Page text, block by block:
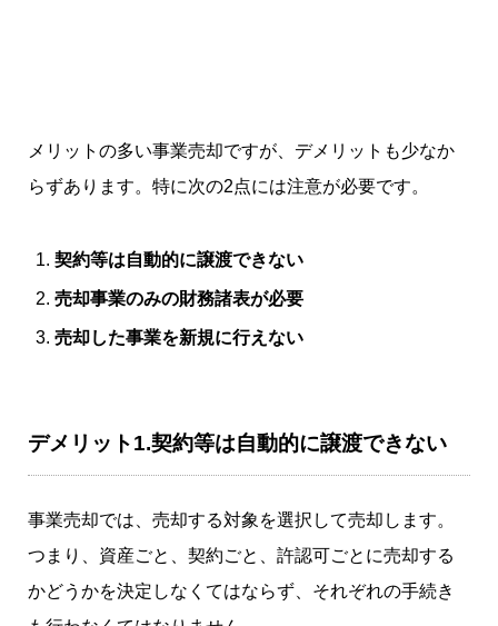
メリットの多い事業売却ですが、デメリットも少なか
らずあります。特に次の2点には注意が必要です。
契約等は自動的に譲渡できない
売却事業のみの財務諸表が必要
売却した事業を新規に行えない
デメリット1.契約等は自動的に譲渡できない
事業売却では、売却する対象を選択して売却します。
つまり、資産ごと、契約ごと、許認可ごとに売却する
かどうかを決定しなくてはならず、それぞれの手続き